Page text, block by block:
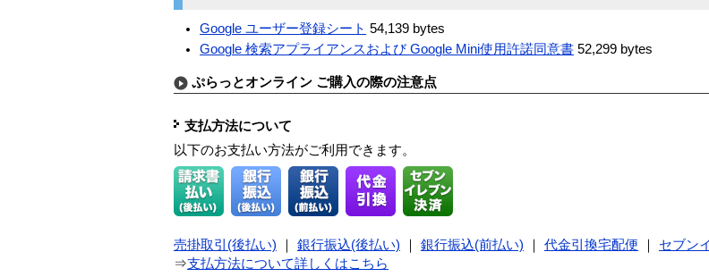
Google ユーザー登録シート 54,139 bytes
Google 検索アプライアンスおよび Google Mini使用許諾同意書 52,299 bytes
ぷらっとオンライン ご購入の際の注意点
支払方法について
以下のお支払い方法がご利用できます。
売掛取引(後払い) 銀行振込(後払い) 銀行振込(前払い) 代金引換宅配便
セブン
⇒支払方法について詳しくはこちら